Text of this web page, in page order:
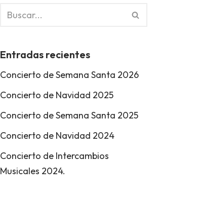
Entradas recientes
Concierto de Semana Santa 2026
Concierto de Navidad 2025
Concierto de Semana Santa 2025
Concierto de Navidad 2024
Concierto de Intercambios
Musicales 2024.